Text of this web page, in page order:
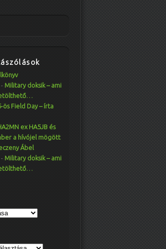
- Military doksik – ami
ös Field Day – írta
ex HA5JB és
a hívójel mögött
Ábel
- Military doksik – ami